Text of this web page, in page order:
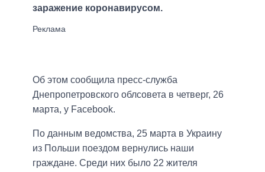
заражение коронавирусом.
Об этом сообщила пресс-служба
Днепропетровского облсовета в четверг, 26
марта, у Facebook.
По данным ведомства, 25 марта в Украину
из Польши поездом вернулись наши
граждане. Среди них было 22 жителя